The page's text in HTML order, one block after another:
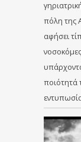
πόλη της
αφήσει
ποιότητά